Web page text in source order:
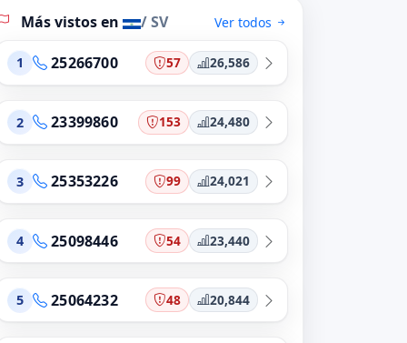
Más vistos en / SV Ver todos
1 25266700 57 26,586
2 23399860 153 24,480
3 25353226 99 24,021
4 25098446 54 23,440
5 25064232 48 20,844